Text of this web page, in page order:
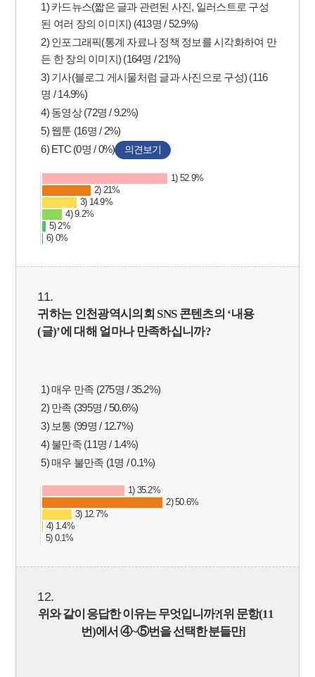
1) 카드뉴스(짧은 글과 관련된 사진, 일러스트로 구성
된 여러 장의 이미지) (413명 / 52.9%)
2) 인포그래픽(통계 자료나 정책 정보를 시각화하여 만
든 한 장의 이미지) (164명 / 21%)
3) 기사(블로그 게시물처럼 글과 사진으로 구성) (116
명 / 14.9%)
4) 동영상 (72명 / 9.2%)
5) 웹툰 (16명 / 2%)
6) ETC (0명 / 0%)
의견보기
1) 52.9%
2) 21%
3) 14.9%
4) 9.2%
5) 2%
6) 0%
11.
귀하는 인천광역시의회 SNS 콘텐츠의 ‘내용
(글)’에 대해 얼마나 만족하십니까?
1) 매우 만족 (275명 / 35.2%)
2) 만족 (395명 / 50.6%)
3) 보통 (99명 / 12.7%)
4) 불만족 (11명 / 1.4%)
5) 매우 불만족 (1명 / 0.1%)
1) 35.2%
2) 50.6%
3) 12.7%
4) 1.4%
5) 0.1%
12.
위와 같이 응답한 이유는 무엇입니까?[위 문항(11
번)에서④~⑤번을 선택한 분들만]